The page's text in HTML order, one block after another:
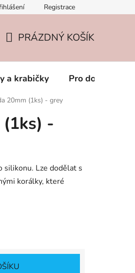
Registrace
KOŠÍK
PRÁZDNÝ KOŠÍK
a krabičky Pro dospěláky
20mm (1ks) - grey
-
silikonu. Lze dodělat s
korálky, které